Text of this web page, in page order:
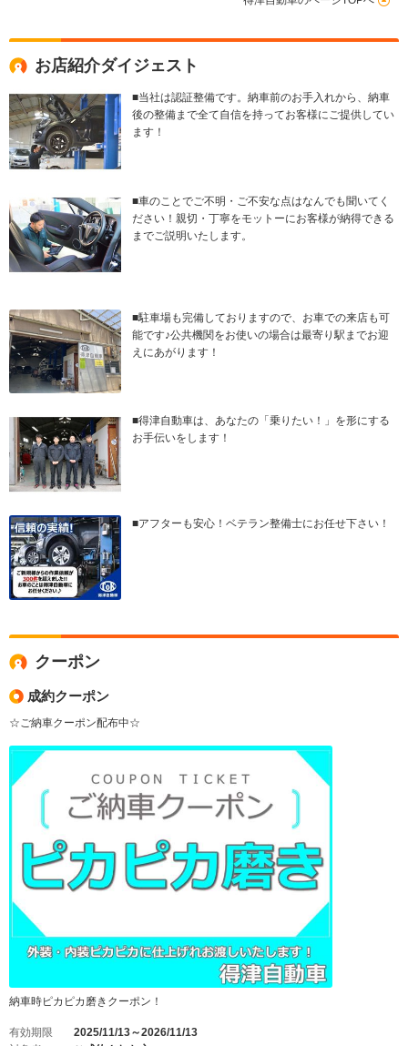
お店紹介ダイジェスト
■当社は認証整備です。納車前のお手入れから、納車
後の整備まで全て自信を持ってお客様にご提供してい
ます！
■車のことでご不明・ご不安な点はなんでも聞いてく
ださい！親切・丁寧をモットーにお客様が納得できる
までご説明いたします。
■駐車場も完備しておりますので、お車での来店も可
能です♪公共機関をお使いの場合は最寄り駅までお迎
えにあがります！
■得津自動車は、あなたの「乗りたい！」を形にする
お手伝いをします！
■アフターも安心！ベテラン整備士にお任せ下さい！
クーポン
成約クーポン
☆ご納車クーポン配布中☆
納車時ピカピカ磨きクーポン！
有効期限
2025/11/13～2026/11/13